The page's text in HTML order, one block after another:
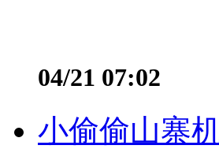
04/21 07:02
小偷偷山寨